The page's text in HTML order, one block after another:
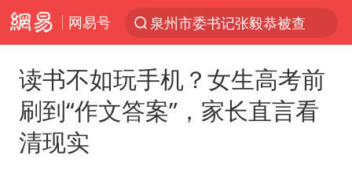
网易号
泉州市委书记张毅恭被查
读书不如玩手机？女生高考前
刷到“作文答案”，家长直言看
清现实